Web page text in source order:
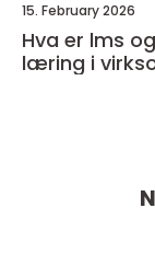
15. February 2026
Hva er lms
læring i